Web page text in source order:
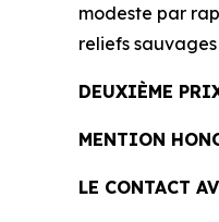
modeste par
reliefs
DEUXIÈME
MENTION
LE CONTACT